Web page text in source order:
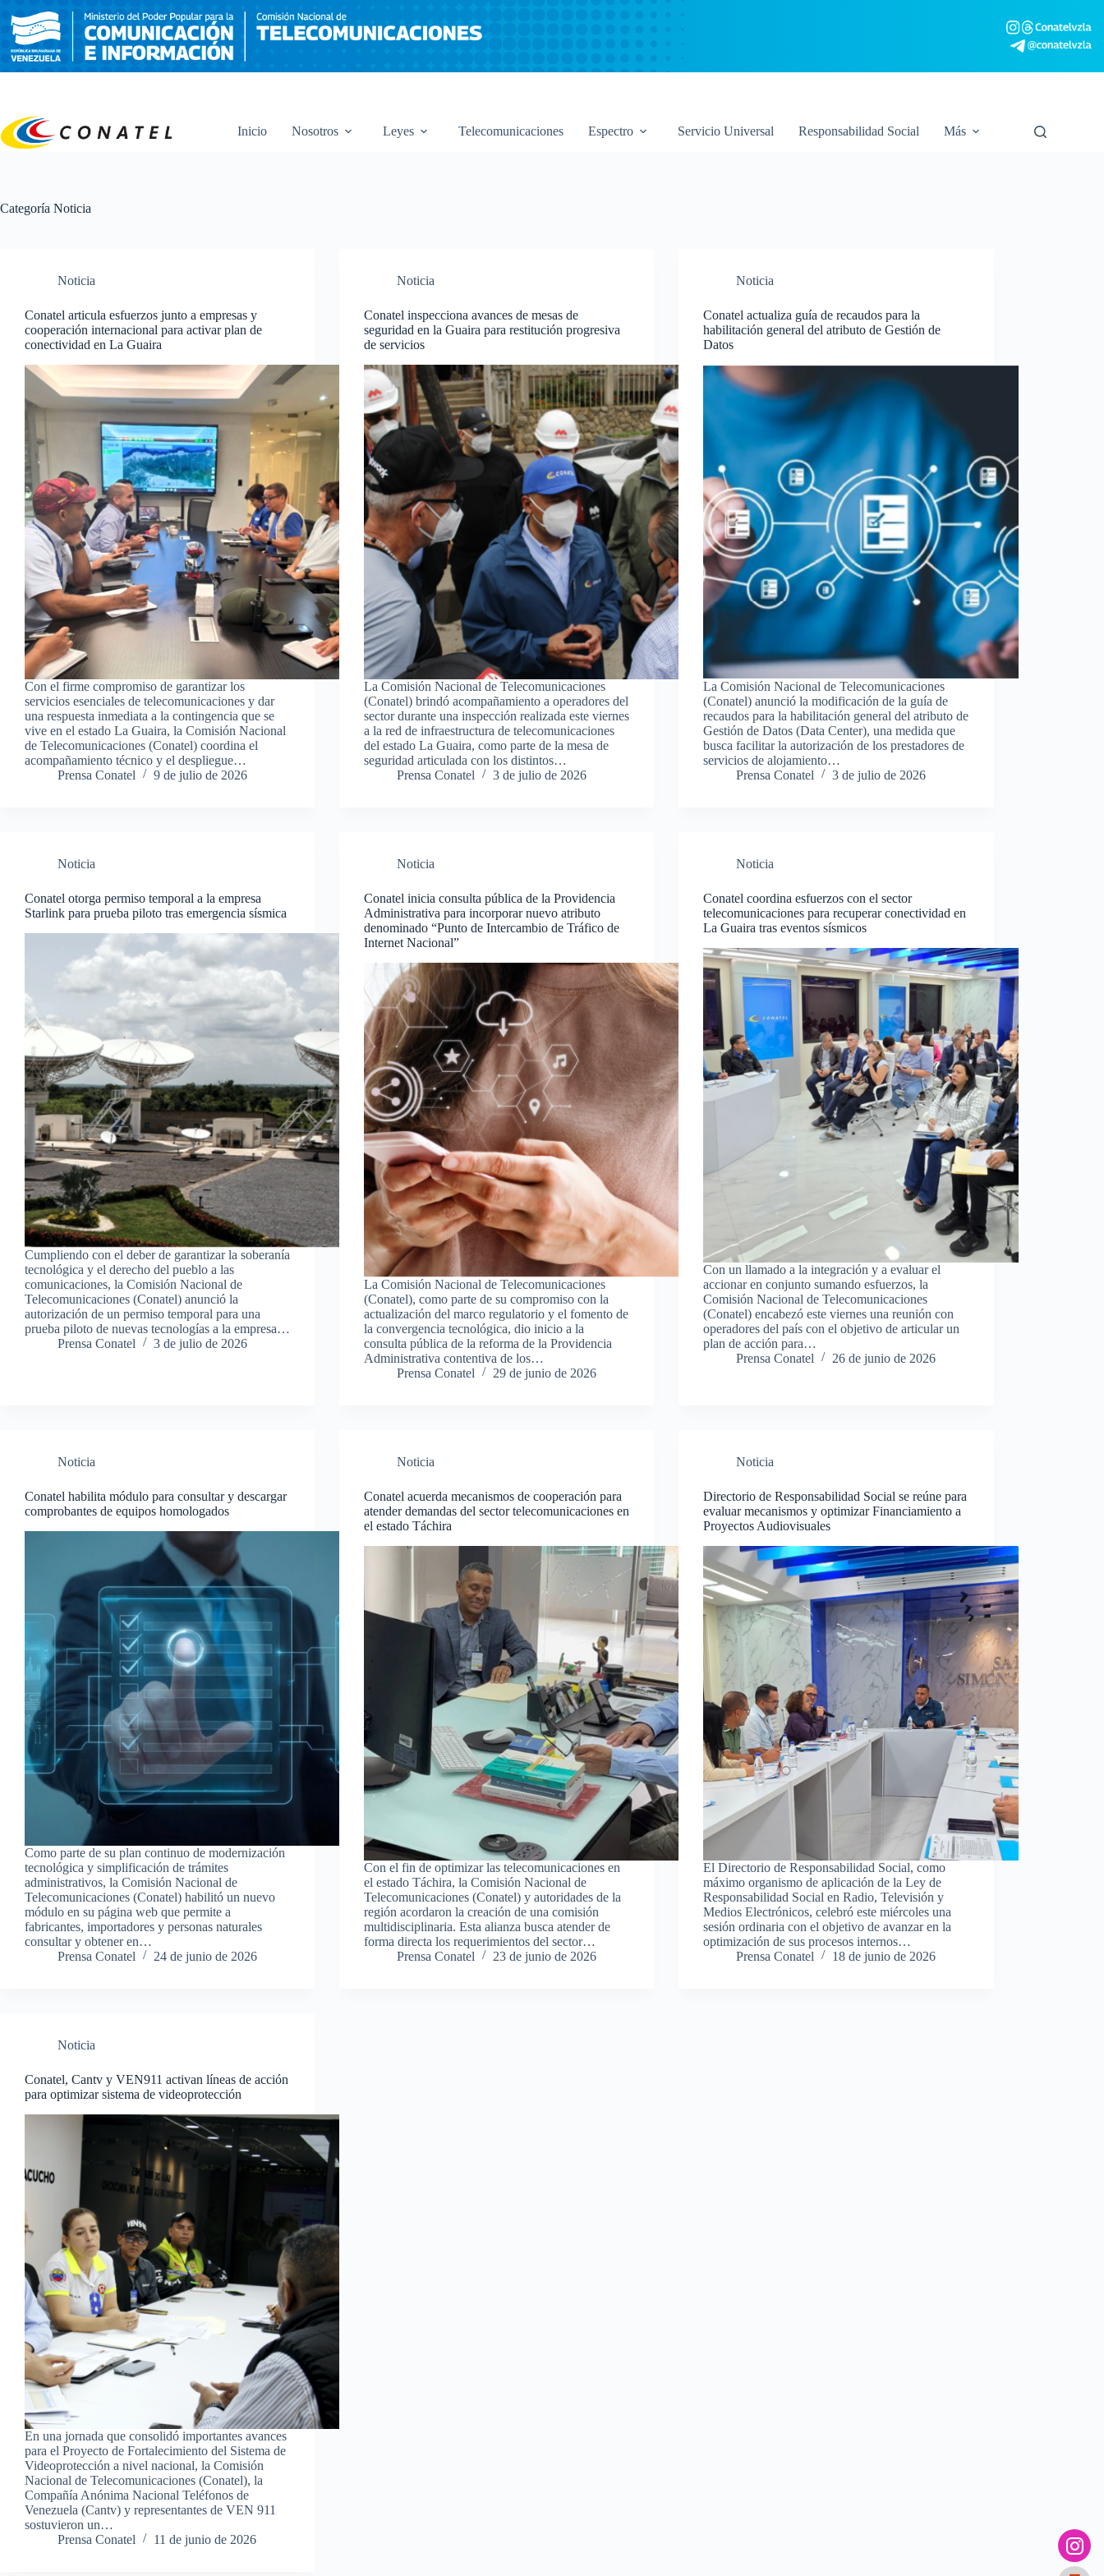
contenido
Inicio Nosotros Leyes Telecomunicaciones Espectro Servicio Universal Responsabilidad Social Más
Categoría Noticia
Noticia
Conatel articula esfuerzos junto a empresas y
cooperación internacional para activar plan de
conectividad en La Guaira
Con el firme compromiso de garantizar los
servicios esenciales de telecomunicaciones y dar
una respuesta inmediata a la contingencia que se
vive en el estado La Guaira, la Comisión Nacional
de Telecomunicaciones (Conatel) coordina el
acompañamiento técnico y el despliegue…
Prensa Conatel
9 de julio de 2026
Noticia
Conatel inspecciona avances de mesas de
seguridad en la Guaira para restitución progresiva
de servicios
La Comisión Nacional de Telecomunicaciones
(Conatel) brindó acompañamiento a operadores del
sector durante una inspección realizada este viernes
a la red de infraestructura de telecomunicaciones
del estado La Guaira, como parte de la mesa de
seguridad articulada con los distintos…
Prensa Conatel
3 de julio de 2026
Noticia
Conatel actualiza guía de recaudos para la
habilitación general del atributo de Gestión de
Datos
La Comisión Nacional de Telecomunicaciones
(Conatel) anunció la modificación de la guía de
recaudos para la habilitación general del atributo de
Gestión de Datos (Data Center), una medida que
busca facilitar la autorización de los prestadores de
servicios de alojamiento…
Prensa Conatel
3 de julio de 2026
Noticia
Conatel otorga permiso temporal a la empresa
Starlink para prueba piloto tras emergencia sísmica
Cumpliendo con el deber de garantizar la soberanía
tecnológica y el derecho del pueblo a las
comunicaciones, la Comisión Nacional de
Telecomunicaciones (Conatel) anunció la
autorización de un permiso temporal para una
prueba piloto de nuevas tecnologías a la empresa…
Prensa Conatel
3 de julio de 2026
Noticia
Conatel inicia consulta pública de la Providencia
Administrativa para incorporar nuevo atributo
denominado “Punto de Intercambio de Tráfico de
Internet Nacional”
La Comisión Nacional de Telecomunicaciones
(Conatel), como parte de su compromiso con la
actualización del marco regulatorio y el fomento de
la convergencia tecnológica, dio inicio a la
consulta pública de la reforma de la Providencia
Administrativa contentiva de los…
Prensa Conatel
29 de junio de 2026
Noticia
Conatel coordina esfuerzos con el sector
telecomunicaciones para recuperar conectividad en
La Guaira tras eventos sísmicos
Con un llamado a la integración y a evaluar el
accionar en conjunto sumando esfuerzos, la
Comisión Nacional de Telecomunicaciones
(Conatel) encabezó este viernes una reunión con
operadores del país con el objetivo de articular un
plan de acción para…
Prensa Conatel
26 de junio de 2026
Noticia
Conatel habilita módulo para consultar y descargar
comprobantes de equipos homologados
Como parte de su plan continuo de modernización
tecnológica y simplificación de trámites
administrativos, la Comisión Nacional de
Telecomunicaciones (Conatel) habilitó un nuevo
módulo en su página web que permite a
fabricantes, importadores y personas naturales
consultar y obtener en…
Prensa Conatel
24 de junio de 2026
Noticia
Conatel acuerda mecanismos de cooperación para
atender demandas del sector telecomunicaciones en
el estado Táchira
Con el fin de optimizar las telecomunicaciones en
el estado Táchira, la Comisión Nacional de
Telecomunicaciones (Conatel) y autoridades de la
región acordaron la creación de una comisión
multidisciplinaria. Esta alianza busca atender de
forma directa los requerimientos del sector…
Prensa Conatel
23 de junio de 2026
Noticia
Directorio de Responsabilidad Social se reúne para
evaluar mecanismos y optimizar Financiamiento a
Proyectos Audiovisuales
El Directorio de Responsabilidad Social, como
máximo organismo de aplicación de la Ley de
Responsabilidad Social en Radio, Televisión y
Medios Electrónicos, celebró este miércoles una
sesión ordinaria con el objetivo de avanzar en la
optimización de sus procesos internos…
Prensa Conatel
18 de junio de 2026
Noticia
Conatel, Cantv y VEN911 activan líneas de acción
para optimizar sistema de videoprotección
En una jornada que consolidó importantes avances
para el Proyecto de Fortalecimiento del Sistema de
Videoprotección a nivel nacional, la Comisión
Nacional de Telecomunicaciones (Conatel), la
Compañía Anónima Nacional Teléfonos de
Venezuela (Cantv) y representantes de VEN 911
sostuvieron un…
Prensa Conatel
11 de junio de 2026